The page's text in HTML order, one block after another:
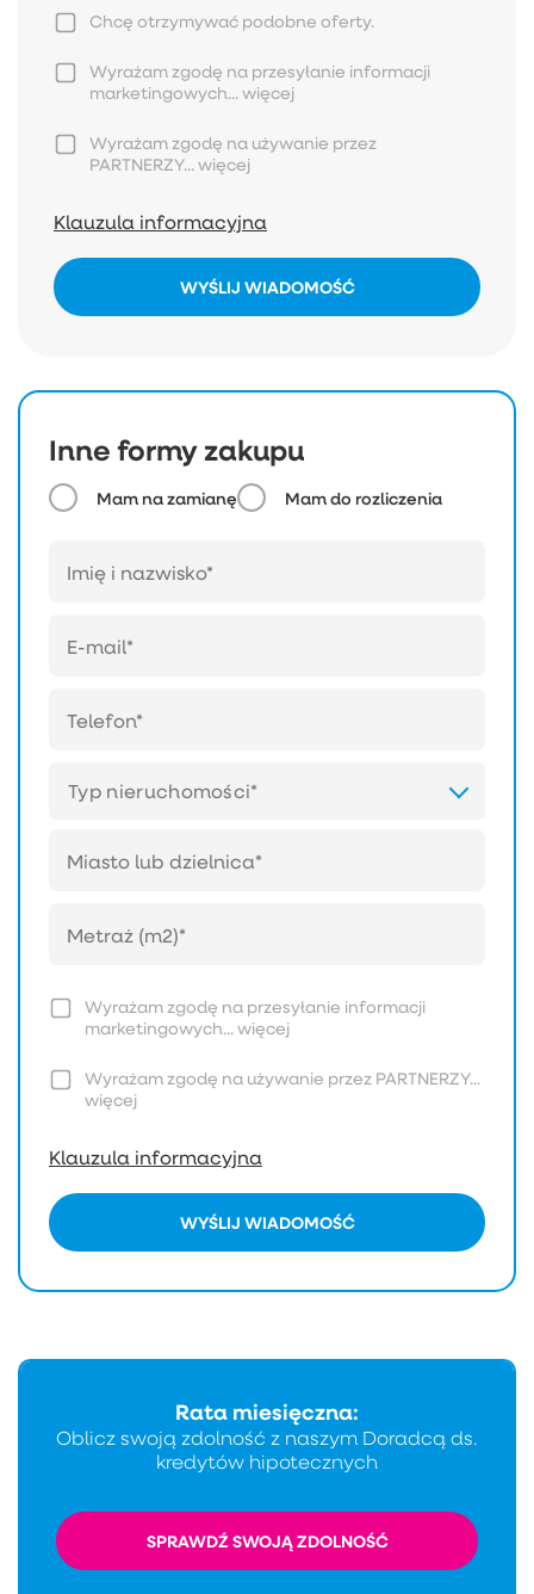
Chcę otrzymywać podobne oferty.
Wyrażam zgodę na przesyłanie informacji
marketingowych...więcej
Wyrażam zgodę na używanie przez
PARTNERZY...więcej
Klauzula informacyjna
WYŚLIJ WIADOMOŚĆ
Inne formy zakupu
Mam na zamianę Mam do rozliczenia
Typ nieruchomości*
Wyrażam zgodę na przesyłanie informacji
marketingowych...więcej
Wyrażam zgodę na używanie przez PARTNERZY...
więcej
Klauzula informacyjna
WYŚLIJ WIADOMOŚĆ
Rata miesięczna:
Oblicz swoją zdolność z naszym Doradcą ds.
kredytów hipotecznych
SPRAWDŹ SWOJĄ ZDOLNOŚĆ